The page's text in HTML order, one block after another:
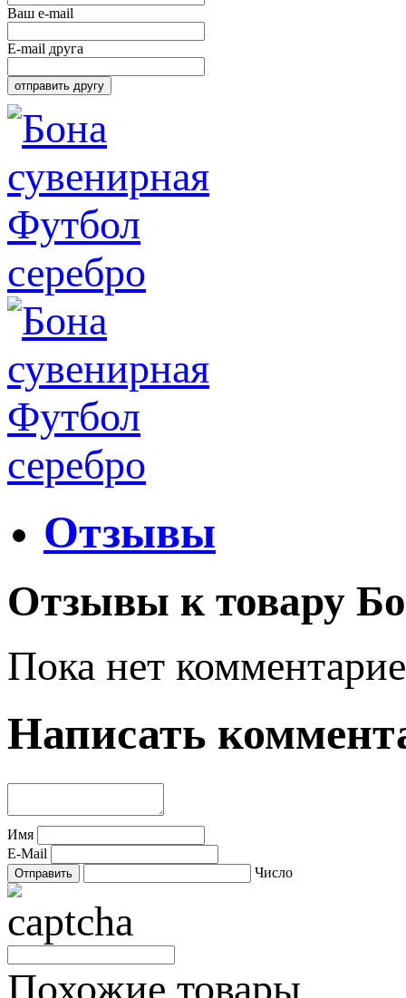
Ваш e-mail
E-mail друга
Отзывы
Отзывы к товару
Пока нет
Написать
Имя
E-Mail
Число
Похожие товары